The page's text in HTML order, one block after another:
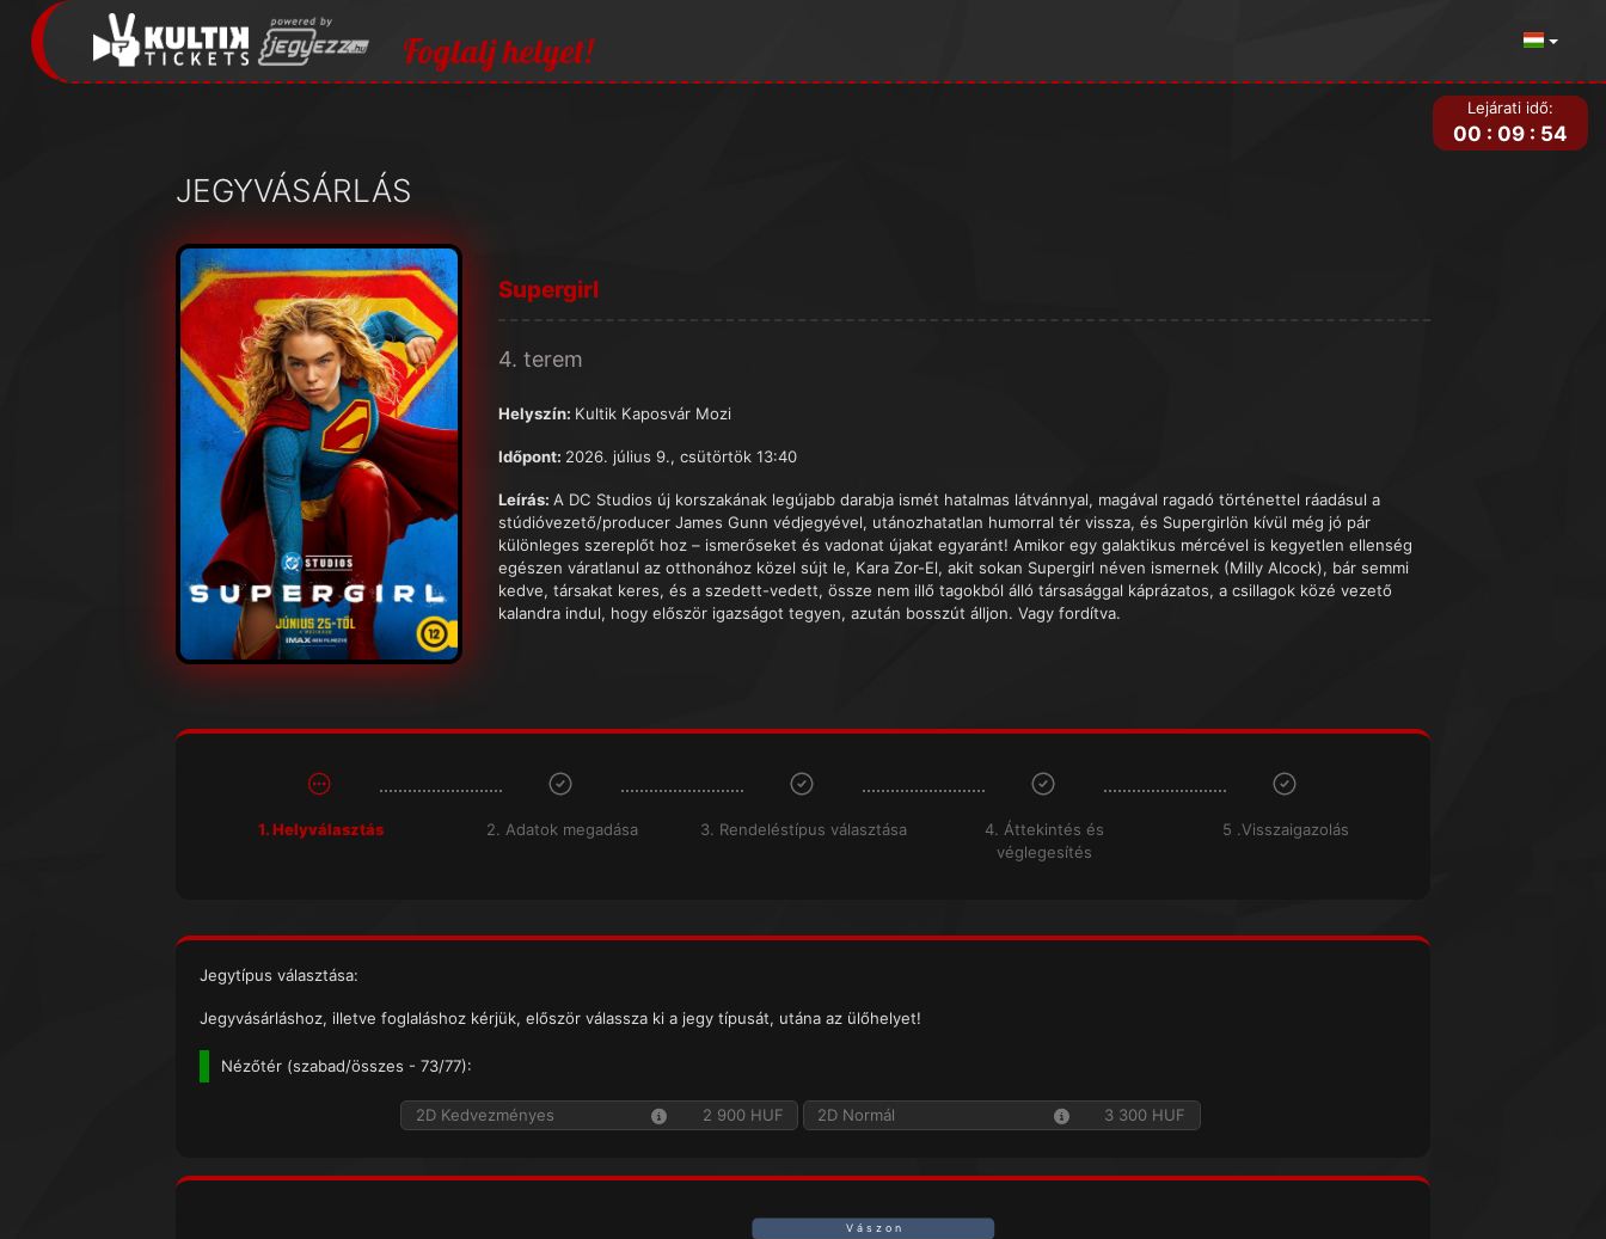
Foglalj helyet!
JEGYVÁSÁRLÁS
Lejárati idő:
00 : 09 : 54
Supergirl
4. terem
Helyszín: Kultik Kaposvár Mozi
Időpont: 2026. július 9., csütörtök 13:40
Leírás: A DC Studios új korszakának legújabb darabja ismét hatalmas látvánnyal, magával ragadó történettel ráadásul a
stúdióvezető/producer James Gunn védjegyével, utánozhatatlan humorral tér vissza, és Supergirlön kívül még jó pár
különleges szereplőt hoz – ismerőseket és vadonat újakat egyaránt! Amikor egy galaktikus mércével is kegyetlen ellenség
egészen váratlanul az otthonához közel sújt le, Kara Zor-El, akit sokan Supergirl néven ismernek (Milly Alcock), bár semmi
kedve, társakat keres, és a szedett-vedett, össze nem illő tagokból álló társasággal káprázatos, a csillagok közé vezető
kalandra indul, hogy először igazságot tegyen, azután bosszút álljon. Vagy fordítva.
1. Helyválasztás 2. Adatok megadása 3. Rendeléstípus választása
4. Áttekintés és
véglegesítés
5 .Visszaigazolás
Jegytípus választása:
Jegyvásárláshoz, illetve foglaláshoz kérjük, először válassza ki a jegy típusát, utána az ülőhelyet!
Nézőtér (szabad/összes - 73/77):
2D Kedvezményes 2 900 HUF 2D Normál 3 300 HUF
V á s z o n